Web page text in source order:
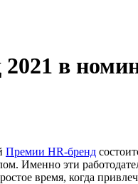
в
Премии HR-бренд
Именно эти
время, когда